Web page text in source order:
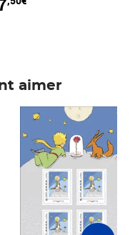
aimer
Prix 7,50€